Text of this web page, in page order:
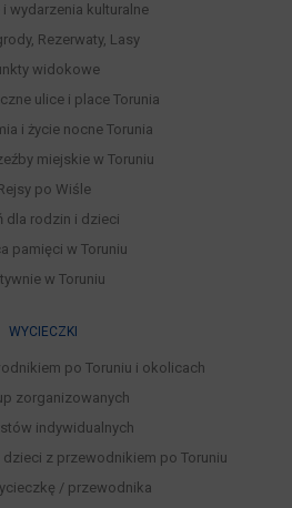
i wydarzenia kulturalne
Rezerwaty, Lasy
widokowe
ulice i place Torunia
i życie nocne Torunia
miejskie w Toruniu
po Wiśle
dla rodzin i dzieci
pamięci w Toruniu
w Toruniu
WYCIECZKI
po Toruniu i okolicach
zorganizowanych
indywidualnych
z przewodnikiem po Toruniu
/ przewodnika